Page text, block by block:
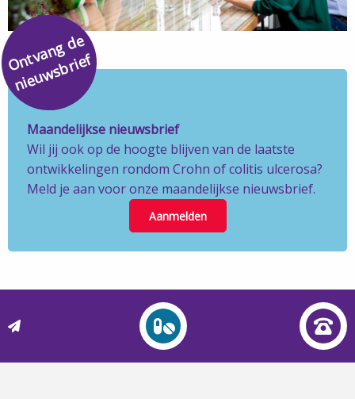
O
n
t
v
a
n
g
d
e
ni
e
u
w
s
b
ri
e
f
Maandelijkse nieuwsbrief
Wil jij ook op de hoogte blijven van de laatste
ontwikkelingen rondom Crohn of colitis ulcerosa?
Meld je aan voor onze maandelijkse nieuwsbrief.
Aanmelden